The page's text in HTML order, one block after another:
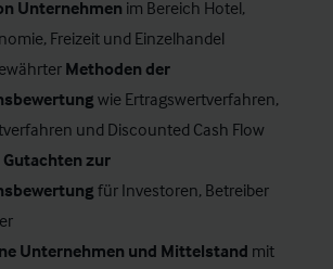
Unternehmen im Bereich Hotel,
Freizeit und Einzelhandel
Methoden der
wie Ertragswertverfahren,
und Discounted Cash Flow
Gutachten zur
für Investoren, Betreiber
Unternehmen und Mittelstand mit